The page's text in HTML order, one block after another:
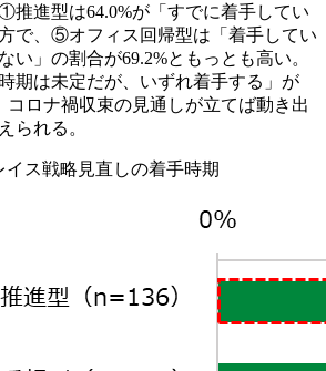
推進型は64.0%が「すでに着手してい
で、⑤オフィス回帰型は「着手してい
い」の割合が69.2%ともっとも高い。
期は未定だが、いずれ着手する」が
コロナ禍収束の見通しが立てば動き出
られる。
イス戦略見直しの着手時期